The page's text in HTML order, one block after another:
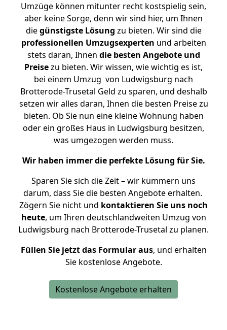
Umzüge können mitunter recht kostspielig sein,
aber keine Sorge, denn wir sind hier, um Ihnen
diegünstigste Lösung zu bieten. Wir sind die
professionellen Umzugsexperten und arbeiten
stets daran, Ihnen die besten Angebote und
Preisezu bieten. Wir wissen, wie wichtig es ist,
bei einem Umzug von Ludwigsburg nach
Brotterode-Trusetal Geld zu sparen, und deshalb
setzen wir alles daran, Ihnen die besten Preise zu
bieten. Ob Sie nun eine kleine Wohnung haben
oder ein großes Haus in Ludwigsburg besitzen,
was umgezogen werden muss.
Wir haben immer die perfekte Lösung für Sie.
Sparen Sie sich die Zeit – wir kümmern uns
darum, dass Sie die besten Angebote erhalten.
Zögern Sie nicht und kontaktieren Sie uns noch
heute, um Ihren deutschlandweiten Umzug von
Ludwigsburg nach Brotterode-Trusetal zu planen.
Füllen Sie jetzt das Formular aus, und erhalten
Sie kostenlose Angebote.
Kostenlose Angebote erhalten